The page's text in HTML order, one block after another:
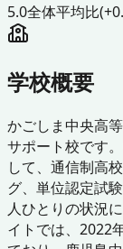
5.0全体平均比
学校概要
かごしま中央高
サポート校です
して、通信制高
グ、単位認定試
人ひとりの状況
イトでは、2022